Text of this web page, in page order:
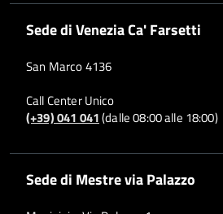
Sede di Venezia Ca' Farsetti
San Marco 4136
Call Center Unico
(+39) 041 041(dalle 08:00 alle 18:00)
Sede di Mestre via Palazzo